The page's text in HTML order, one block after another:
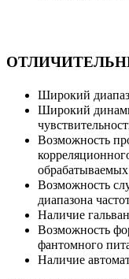
Широкий
Широкий
Возможность
Возможность
диапазона
Наличие
Возможность
фантомного
Наличие